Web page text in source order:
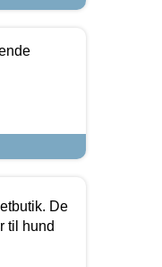
De
til hund